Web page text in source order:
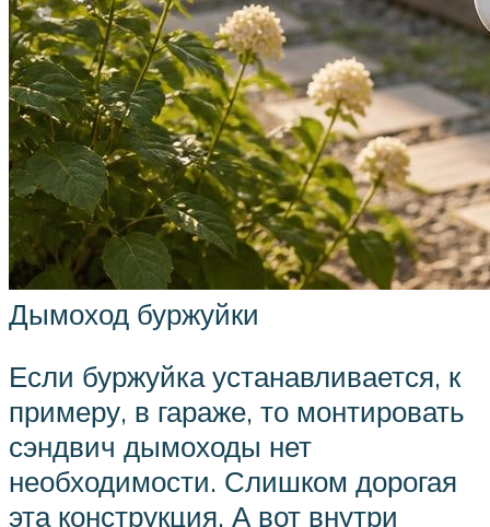
Дымоход буржуйки
Если буржуйка устанавливается, к
примеру, в гараже, то монтировать
сэндвич дымоходы нет
необходимости. Слишком дорогая
эта конструкция. А вот внутри